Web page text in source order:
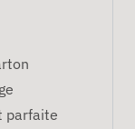
parfaite